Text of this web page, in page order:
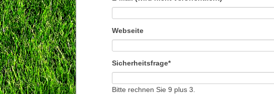
Webseite
Pflichtfeld
Sicherheitsfrage*
Bitte rechnen Sie 9 plus 3.